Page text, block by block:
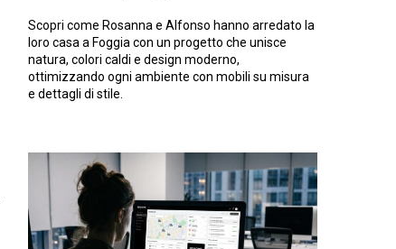
natura
Scopri come Rosanna e Alfonso hanno arredato la
loro casa a Foggia con un progetto che unisce
natura, colori caldi e design moderno,
ottimizzando ogni ambiente con mobili su misura
e dettagli di stile.